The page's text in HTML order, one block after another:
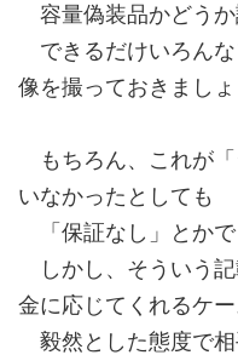
容量偽装品かどうか
できるだけいろん
像を撮っておきましょ
もちろん、これが
いなかったとしても
「保証なし」とかで
しかし、そういう
金に応じてくれるケー
毅然とした態度で相